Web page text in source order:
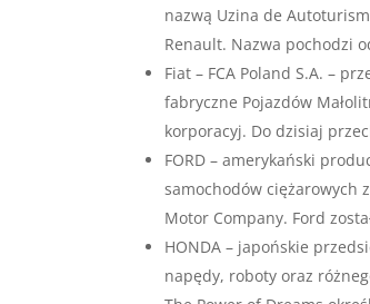
nazwą Uzina de
Renault. Nazwa pochodzi
Fiat – FCA Poland S.A. –
fabryczne Pojazdów
korporacyj. Do dzisiaj
FORD – amerykański
samochodów ciężarowych
Motor Company. Ford
HONDA – japońskie
napędy, roboty oraz